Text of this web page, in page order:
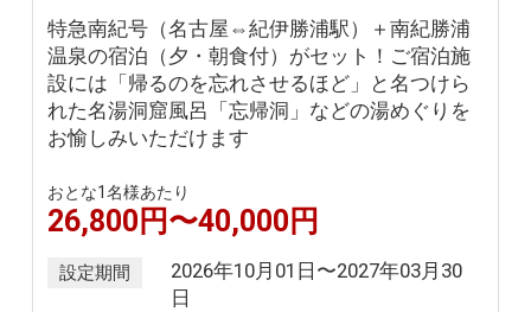
特急南紀号（名古屋⇔紀伊勝浦駅）＋南紀勝浦
温泉の宿泊（夕・朝食付）がセット！ご宿泊施
設には「帰るのを忘れさせるほど」と名つけら
れた名湯洞窟風呂「忘帰洞」などの湯めぐりを
お愉しみいただけます
おとな1名様あたり
26,800円〜40,000円
設定期間
2026年10月01日〜2027年03月30
日